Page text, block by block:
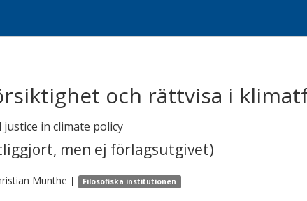
och rättvisa i
in climate policy
men ej förlagsutgivet)
Munthe | Filosofiska institutionen